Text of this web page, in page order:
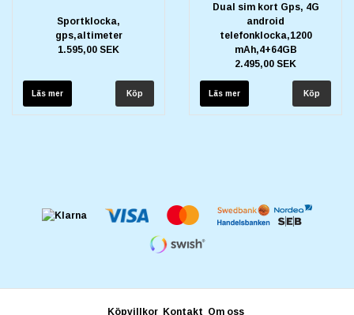
Sportklocka,
gps,altimeter
1.595,00 SEK
Läs mer
Dual sim kort Gps, 4G
android
telefonklocka,1200
mAh,4+64GB
2.495,00 SEK
Läs mer
Köpvillkor Kontakt Om oss